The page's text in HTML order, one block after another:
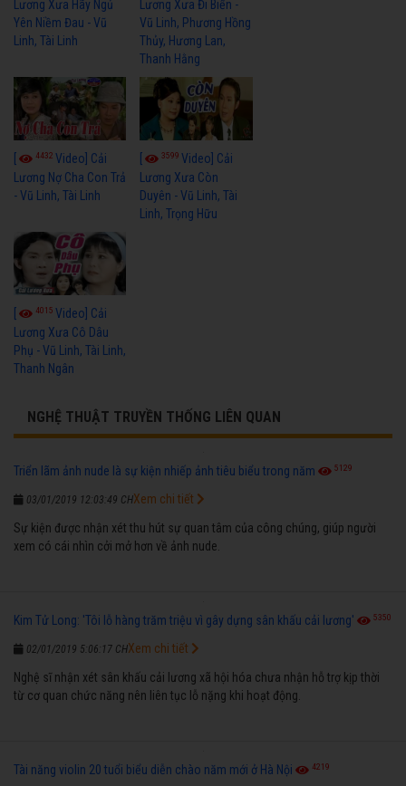
Lương Xưa Hãy Ngủ
Yên Niềm Đau - Vũ
Linh, Tài Linh
Lương Xưa Đi Biển -
Vũ Linh, Phương Hồng
Thủy, Hương Lan,
Thanh Hằng
4432 Video] Cải
Lương Nợ Cha Con Trả
- Vũ Linh, Tài Linh
3599Video] Cải
Lương Xưa Còn
Duyên - Vũ Linh, Tài
Linh, Trọng Hữu
[ 4015 Video] Cải
Lương Xưa Cô Dâu
Phụ - Vũ Linh, Tài Linh,
Thanh Ngân
NGHỆ THUẬT TRUYỀN THỐNG LIÊN QUAN
Triển lãm ảnh nude là sự kiện nhiếp ảnh tiêu biểu trong năm 5129
03/01/2019 12:03:49 CH
Sự kiện được nhận xét thu hút sự quan tâm của công chúng, giúp người
xem có cái nhìn cởi mở hơn về ảnh nude.
Xem chi tiết
Kim Tử Long: 'Tôi lỗ hàng trăm triệu vì gây dựng sân khấu cải lương' 5350
02/01/2019 5:06:17 CH
Nghệ sĩ nhận xét sân khấu cải lương xã hội hóa chưa nhận hỗ trợ kịp thời
từ cơ quan chức năng nên liên tục lỗ nặng khi hoạt động.
Xem chi tiết
Tài năng violin 20 tuổi biểu diễn chào năm mới ở Hà Nội 4219